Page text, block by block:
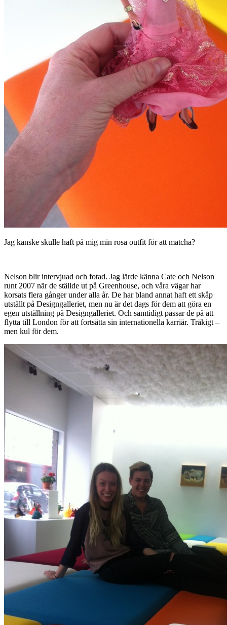
Jag kanske skulle haft på mig min rosa outfit för att matcha?
Nelson blir intervjuad och fotad. Jag lärde känna Cate och Nelson
runt 2007 när de ställde ut på Greenhouse, och våra vägar har
korsats flera gånger under alla år. De har bland annat haft ett skåp
utställt på Designgalleriet, men nu är det dags för dem att göra en
egen utställning på Designgalleriet. Och samtidigt passar de på att
flytta till London för att fortsätta sin internationella karriär. Tråkigt –
men kul för dem.